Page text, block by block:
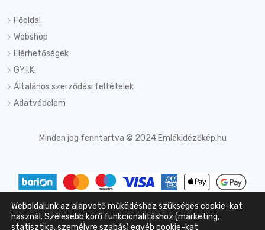
Főoldal
Webshop
Elérhetőségek
GY.I.K.
Általános szerződési feltételek
Adatvédelem
Minden jog fenntartva © 2024 Emlékidézőkép.hu
Az online fizetést a Barion Payment Zrt. biztosítja MNB engedély
Weboldalunk az alapvető működéshez szükséges cookie-kat
használ. Szélesebb körű funkcionalitáshoz (marketing,
statisztika, személyre szabás) egyéb cookie-kat